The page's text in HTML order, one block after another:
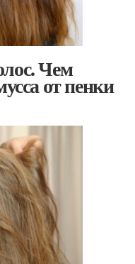
Чем
от пенки